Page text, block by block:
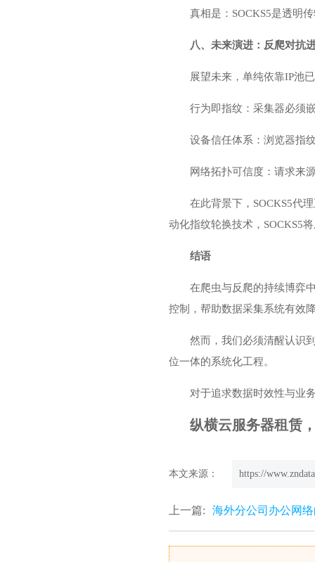
真相是：SOCKS5是透明
八、未来演进：反爬对抗
展望未来，单纯依靠IP池
行为即指纹：采集器必须
设备信任体系：浏览器指
网络拓扑可信度：请求来
在此背景下，SOCKS5代
动化指纹轮换技术，SOCKS5
结语
在爬虫与反爬的持续博弈
控制，帮助数据采集系统有效
然而，我们必须清醒认识
位一体的系统化工程。
对于追求数据时效性与业
纵横云服务器租赁
本文来源： https://
上一篇: 海外分公司办公网